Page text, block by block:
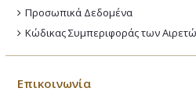
Προσωπικά Δεδομένα
Κώδικας Συμπεριφοράς των
Επικοινωνία